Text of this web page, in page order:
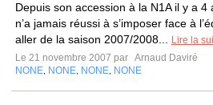
Depuis son accession à la N1A il y a 4
n’a jamais réussi à s’imposer face à
aller de la saison 2007/2008...
Lire la
Le 21 novembre 2007 par Arnaud Daviré
NONE NONE NONE NONE